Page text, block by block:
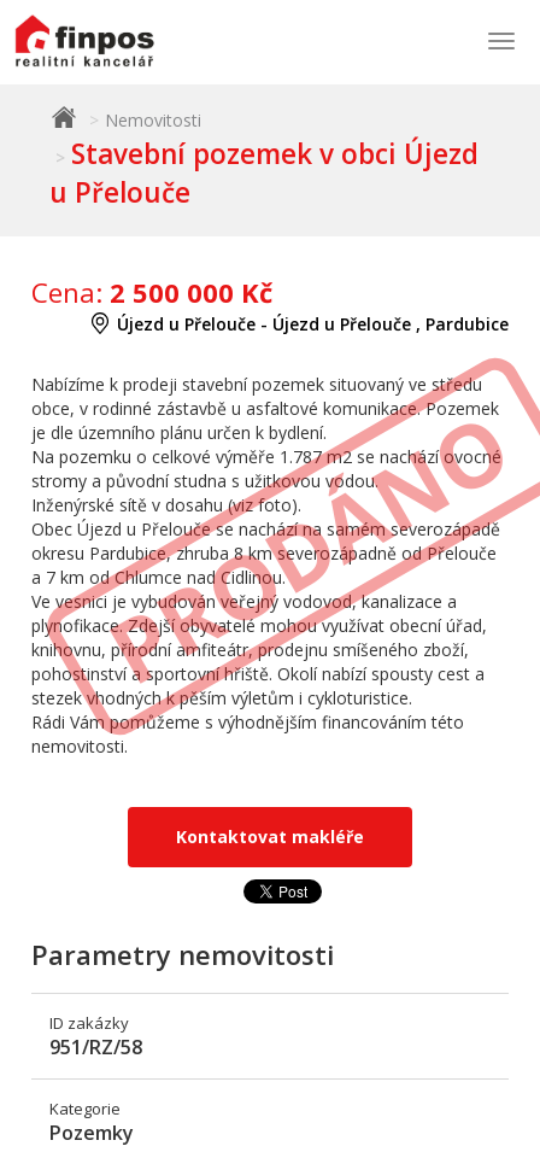
Nemovitosti
Stavební pozemek v obci Újezd
u Přelouče
Cena: 2 500 000 Kč
Újezd u Přelouče - Újezd u Přelouče , Pardubice
Nabízíme k prodeji stavební pozemek situovaný ve středu
obce, v rodinné zástavbě u asfaltové komunikace. Pozemek
je dle územního plánu určen k bydlení.
Na pozemku o celkové výměře 1.787 m2 se nachází ovocné
stromy a původní studna s užitkovou vodou.
Inženýrské sítě v dosahu (viz foto).
Obec Újezd u Přelouče se nachází na samém severozápadě
okresu Pardubice, zhruba 8 km severozápadně od Přelouče
a 7 km od Chlumce nad Cidlinou.
Ve vesnici je vybudován veřejný vodovod, kanalizace a
plynofikace. Zdejší obyvatelé mohou využívat obecní úřad,
knihovnu, přírodní amfiteátr, prodejnu smíšeného zboží,
pohostinství a sportovní hřiště. Okolí nabízí spousty cest a
stezek vhodných k pěším výletům i cykloturistice.
Rádi Vám pomůžeme s výhodnějším financováním této
nemovitosti.
Kontaktovat makléře
Parametry nemovitosti
ID zakázky
951/RZ/58
Kategorie
Pozemky